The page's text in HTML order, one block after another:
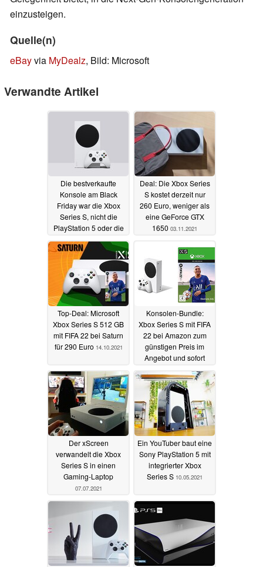
einzusteigen.
Quelle(n)
eBayvia MyDealz, Bild: Microsoft
Verwandte Artikel
Die bestverkaufte
Konsole am Black
Friday war die Xbox
Series S, nicht die
PlayStation 5 oder die
Nintendo Switch
29.11.2021
Deal: Die Xbox Series
S kostet derzeit nur
260 Euro, weniger als
eine GeForce GTX
1650 03.11.2021
Top-Deal: Microsoft
Xbox Series S 512 GB
mit FIFA 22 bei Saturn
für 290 Euro 14.10.2021
Konsolen-Bundle:
Xbox Series S mit FIFA
22 bei Amazon zum
günstigen Preis im
Angebot und sofort
lieferbar
01.10.2021
Der xScreen
verwandelt die Xbox
Series S in einen
Gaming-Laptop
07.07.2021
Ein YouTuber baut eine
Sony PlayStation 5 mit
integrierter Xbox
Series S 10.05.2021